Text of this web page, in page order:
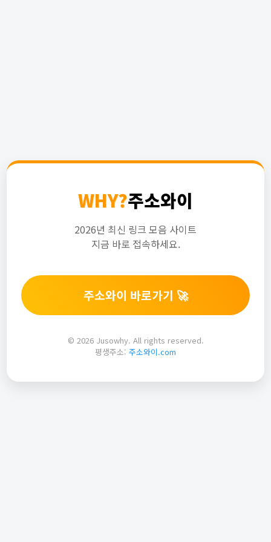
WHY?주소와이
2026년 최신 링크 모음 사이트
지금 바로 접속하세요.
주소와이 바로가기 🚀
© 2026 Jusowhy. All rights reserved.
평생주소: 주소와이.com